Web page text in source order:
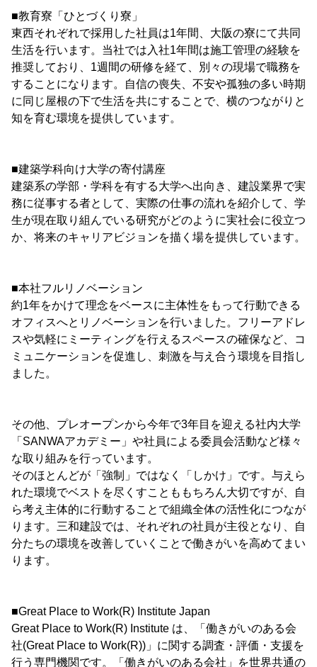
■教育寮「ひとづくり寮」
東西それぞれで採用した社員は1年間、大阪の寮にて共同
生活を行います。当社では入社1年間は施工管理の経験を
推奨しており、1週間の研修を経て、別々の現場で職務を
することになります。自信の喪失、不安や孤独の多い時期
に同じ屋根の下で生活を共にすることで、横のつながりと
知を育む環境を提供しています。
■建築学科向け大学の寄付講座
建築系の学部・学科を有する大学へ出向き、建設業界で実
務に従事する者として、実際の仕事の流れを紹介して、学
生が現在取り組んでいる研究がどのように実社会に役立つ
か、将来のキャリアビジョンを描く場を提供しています。
■本社フルリノベーション
約1年をかけて理念をベースに主体性をもって行動できる
オフィスへとリノベーションを行いました。フリーアドレ
スや気軽にミーティングを行えるスペースの確保など、コ
ミュニケーションを促進し、刺激を与え合う環境を目指し
ました。
その他、プレオープンから今年で3年目を迎える社内大学
「SANWAアカデミー」や社員による委員会活動など様々
な取り組みを行っています。
そのほとんどが「強制」ではなく「しかけ」です。与えら
れた環境でベストを尽くすことももちろん大切ですが、自
ら考え主体的に行動することで組織全体の活性化につなが
ります。三和建設では、それぞれの社員が主役となり、自
分たちの環境を改善していくことで働きがいを高めてまい
ります。
■Great Place to Work(R) Institute Japan
Great Place to Work(R) Institute は、「働きがいのある会
社(Great Place to Work(R))」に関する調査・評価・支援を
行う専門機関です。「働きがいのある会社」を世界共通の